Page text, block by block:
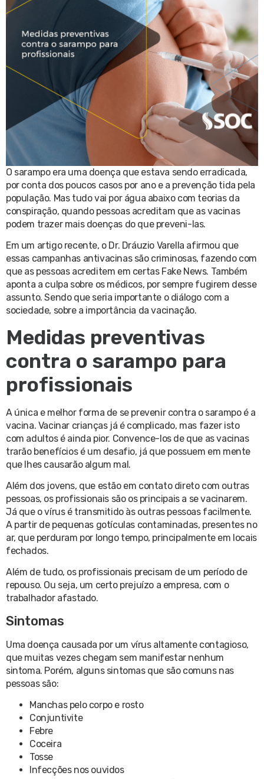
O sarampo era uma doença que estava sendo erradicada,
por conta dos poucos casos por ano e a prevenção tida pela
população. Mas tudo vai por água abaixo com teorias da
conspiração, quando pessoas acreditam que as vacinas
podem trazer mais doenças do que preveni-las.
Em um artigo recente, o Dr. Dráuzio Varella afirmou que
essas campanhas antivacinas são criminosas, fazendo com
que as pessoas acreditem em certas Fake News. Também
aponta a culpa sobre os médicos, por sempre fugirem desse
assunto. Sendo que seria importante o diálogo com a
sociedade, sobre a importância da vacinação.
Medidas preventivas
contra o sarampo para
profissionais
A única e melhor forma de se prevenir contra o sarampo é a
vacina. Vacinar crianças já é complicado, mas fazer isto
com adultos é ainda pior. Convence-los de que as vacinas
trarão benefícios é um desafio, já que possuem em mente
que lhes causarão algum mal.
Além dos jovens, que estão em contato direto com outras
pessoas, os profissionais são os principais a se vacinarem.
Já que o vírus é transmitido às outras pessoas facilmente.
A partir de pequenas gotículas contaminadas, presentes no
ar, que perduram por longo tempo, principalmente em locais
fechados.
Além de tudo, os profissionais precisam de um período de
repouso. Ou seja, um certo prejuízo a empresa, com o
trabalhador afastado.
Sintomas
Uma doença causada por um vírus altamente contagioso,
que muitas vezes chegam sem manifestar nenhum
sintoma. Porém, alguns sintomas que são comuns nas
pessoas são:
Manchas pelo corpo e rosto
Conjuntivite
Febre
Coceira
Tosse
Infecções nos ouvidos